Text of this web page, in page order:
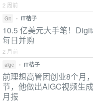
2 周前
Git • IT桔子
10.5 亿美元大手笔！
每日并购
2 月前
aigc • IT桔子
前理想高管团创业8个月
节，他做出AIGC视频生
月报